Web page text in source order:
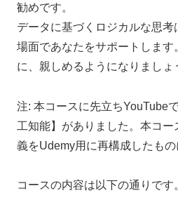
勧めです。
データに基づくロジカルな思
場面であなたをサポートします
に、親しめるようになりましょ
注: 本コースに先立ちYouTube
工知能】がありました。本コ
義をUdemy用に再構成したもの
コースの内容は以下の通りです